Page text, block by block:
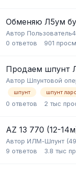
Обменяю Л5ум
Автор
0 ответов 901
Продаем шпунт
Автор Шпунтовой
шпунт шпунт
0 ответов 2 тыс
AZ 13 770 (12-
Автор ИЛМ-Шпунт
9 ответов 3.8 тыс